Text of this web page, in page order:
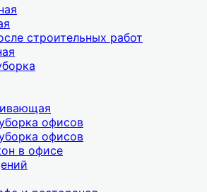
строительных работ
офисов
офисов
в офисе